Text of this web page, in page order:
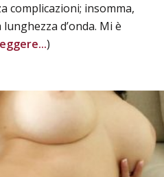
complicazioni; insomma,
d’onda. Mi è
)